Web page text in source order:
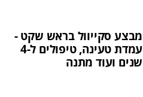
מבצע סקייוול בראש שקט -
עמדת טעינה, טיפולים ל-4
שנים ועוד מתנה